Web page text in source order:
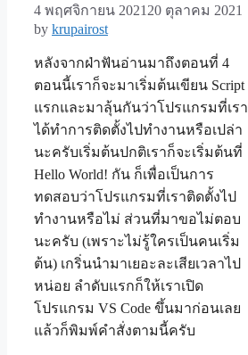
4 พฤศจิกายน 2021 20 ตุลาคม 2021
by krupairost
หลังจากฝ่าฟันอ่านมาถึงตอนที่ 4
ตอนนี้เราก็จะมาเริ่มต้นเขียน Script
แรกและมาลุ้นกันว่าโปรแกรมที่เรา
ได้ทำการติดตั้งไปทำงานหรือเปล่า
นะครับเริ่มต้นปกติเราก็จะเริ่มต้นที่
Hello World! กัน ก็เพื่อเป็นการ
ทดสอบว่าโปรแกรมที่เราติดตั้งไป
ทำงานหรือไม่ ส่วนที่มาขอไม่ตอบ
นะครับ (เพราะไม่รู้ใครเป็นคนเริ่ม
ต้น) เกริ่นนำมาเยอะละเสียเวลาไป
หน่อย ลำดับแรกก็ให้เราเปิด
โปรแกรม VS Code ขึ้นมาก่อนเลย
แล้วก็พิมพ์คำสั่งตามนี้ครับ